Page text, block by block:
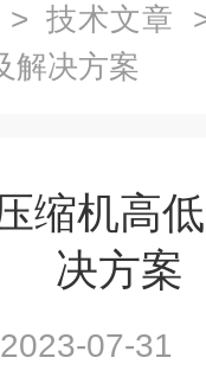
> 技术文章
解决方案
缩机高
决方案
2023-07-